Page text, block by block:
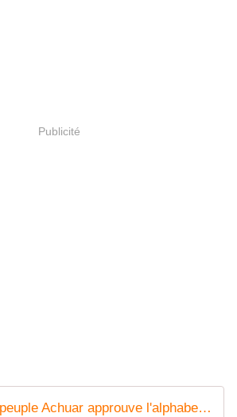
Publicité
Un Congrès du peuple Achuar approuve l'alphabet de leur langue - coco Magnanville